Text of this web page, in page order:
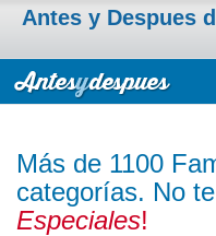
Antes y Despues
Más de 1100
categorías. No
Especiales!